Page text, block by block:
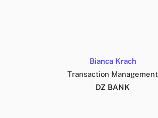
Bianca Krach
Transaction Management
DZ BANK